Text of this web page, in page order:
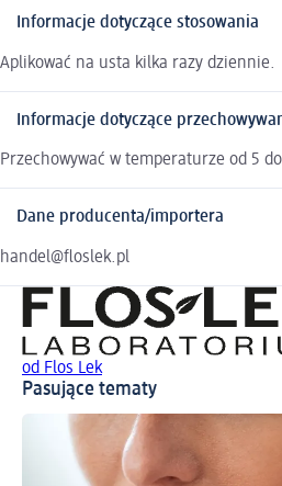
Informacje dotyczące stosowania
Aplikować na usta kilka razy dziennie.
Informacje dotyczące
Przechowywać w temperaturze od 5
Dane producenta/importera
handel@floslek.pl
od Flos Lek
Pasujące tematy